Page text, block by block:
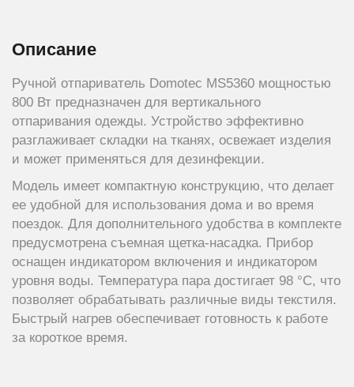
Описание
Ручной отпариватель Domotec MS5360 мощностью
800 Вт предназначен для вертикального
отпаривания одежды. Устройство эффективно
разглаживает складки на тканях, освежает изделия
и может применяться для дезинфекции.
Модель имеет компактную конструкцию, что делает
ее удобной для использования дома и во время
поездок. Для дополнительного удобства в комплекте
предусмотрена съемная щетка-насадка. Прибор
оснащен индикатором включения и индикатором
уровня воды. Температура пара достигает 98 °C, что
позволяет обрабатывать различные виды текстиля.
Быстрый нагрев обеспечивает готовность к работе
за короткое время.